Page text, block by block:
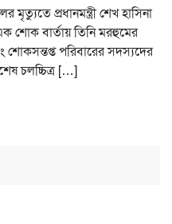
প্রধানমন্ত্রী শেখ হাসিনা
শোক বার্তায় তিনি মরহুমের
শোকসন্তপ্ত পরিবারের সদস্যদের
চলচ্চিত্র […]